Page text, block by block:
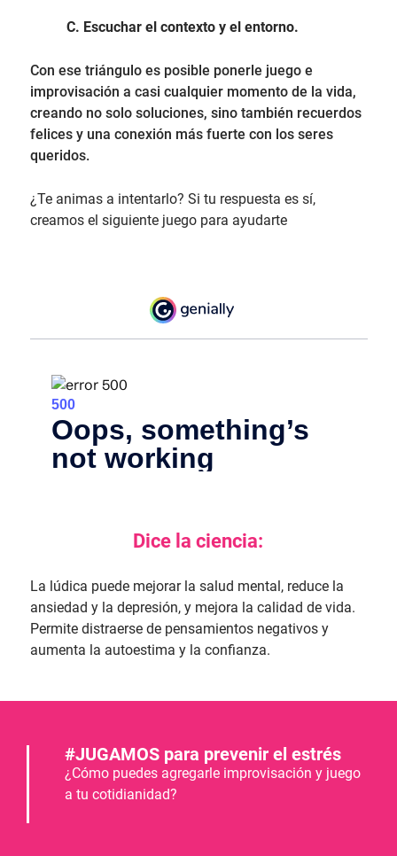
Escuchar el contexto y el entorno.
Con ese triángulo es posible ponerle juego e
improvisación a casi cualquier momento de la vida,
creando no solo soluciones, sino también recuerdos
felices y una conexión más fuerte con los seres
queridos.
¿Te animas a intentarlo? Si tu respuesta es sí,
creamos el siguiente juego para ayudarte
Dice la ciencia:
La lúdica puede mejorar la salud mental, reduce la
ansiedad y la depresión, y mejora la calidad de vida.
Permite distraerse de pensamientos negativos y
aumenta la autoestima y la confianza.
#JUGAMOS para prevenir el estrés
¿Cómo puedes agregarle improvisación y juego
a tu cotidianidad?